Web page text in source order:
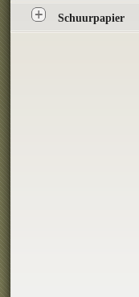
Schuurpapier